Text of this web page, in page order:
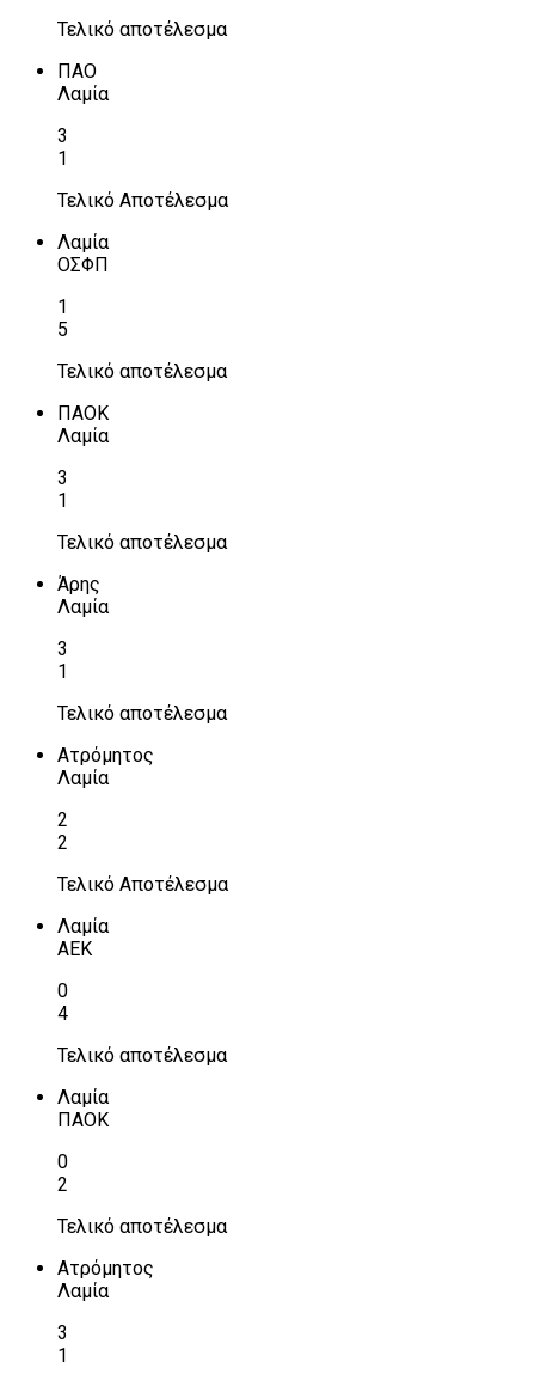
Τελικό αποτέλεσμα
ΠΑΟ
Λαμία
3
1
Τελικό Αποτέλεσμα
Λαμία
ΟΣΦΠ
1
5
Τελικό αποτέλεσμα
ΠΑΟΚ
Λαμία
3
1
Τελικό αποτέλεσμα
Άρης
Λαμία
3
1
Τελικό αποτέλεσμα
Ατρόμητος
Λαμία
2
2
Τελικό Αποτέλεσμα
Λαμία
ΑΕΚ
0
4
Τελικό αποτέλεσμα
Λαμία
ΠΑΟΚ
0
2
Τελικό αποτέλεσμα
Ατρόμητος
Λαμία
3
1